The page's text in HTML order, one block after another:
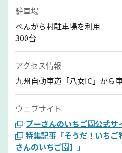
駐車場
べんがら村駐車場を利用
300台
アクセス情報
九州自動車道「八女IC」から
ウェブサイト
プーさんのいちご園公式サ
特集記事「そうだ！いちご
さんのいちご園】」